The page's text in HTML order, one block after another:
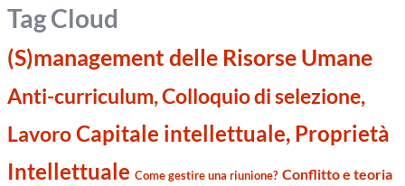
Tag Cloud
(S)management delle Risorse Umane
Anti-curriculum, Colloquio di selezione,
LavoroCapitale intellettuale, Proprietà
Intellettuale Come gestire una riunione? Conflitto e teoria